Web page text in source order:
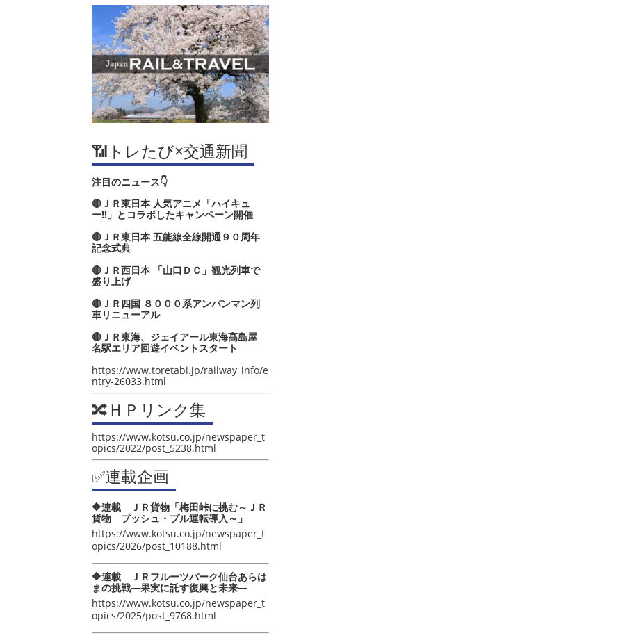
📶トレたび×交通新聞
注目のニュース👇
🔴ＪＲ東日本 人気アニメ「ハイキュ
ー‼」とコラボしたキャンペーン開催
🔴ＪＲ東日本 五能線全線開通９０周年
記念式典
🔴ＪＲ西日本 「山口ＤＣ」観光列車で
盛り上げ
🔴ＪＲ四国 ８０００系アンパンマン列
車リニューアル
🔴ＪＲ東海、ジェイアール東海髙島屋
名駅エリア回遊イベントスタート
https://www.toretabi.jp/railway_info/e
ntry-26033.html
🔀ＨＰリンク集
https://www.kotsu.co.jp/newspaper_t
opics/2022/post_5238.html
✅連載企画
🔶連載 ＪＲ貨物「梅田峠に挑む～ＪＲ
貨物 プッシュ・プル運転導入～」
https://www.kotsu.co.jp/newspaper_t
opics/2026/post_10188.html
🔶連載 ＪＲフルーツパーク仙台あらは
まの挑戦―果実に託す復興と未来―
https://www.kotsu.co.jp/newspaper_t
opics/2025/post_9768.html